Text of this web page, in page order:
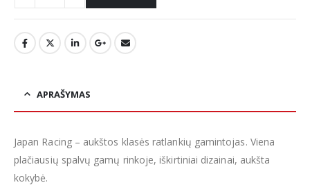
APRAŠYMAS
Japan Racing – aukštos klasės ratlankių gamintojas. Viena
plačiausių spalvų gamų rinkoje, iškirtiniai dizainai, aukšta
kokybė.